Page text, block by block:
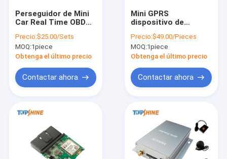
Los vídeos
Perseguidor de Mini
Car Real Time OBD
vehículos
comerciales con el
sistema de
Precio:$25.00/Sets
MOQ:1piece
Obtenga el último precio
Contactar ahora
Mini GPRS
dispositivo de
automotriz Sim
Based Gps Tracker
dual del Odm
Precio:$49.00/Pieces
MOQ:1piece
Obtenga el último precio
Contactar ahora